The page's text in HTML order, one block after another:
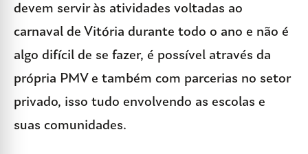
devem servir às atividades voltadas ao
carnaval de Vitória durante todo o ano e não é
algo difícil de se fazer, é possível através da
própria PMV e também com parcerias no setor
privado, isso tudo envolvendo as escolas e
suas comunidades.